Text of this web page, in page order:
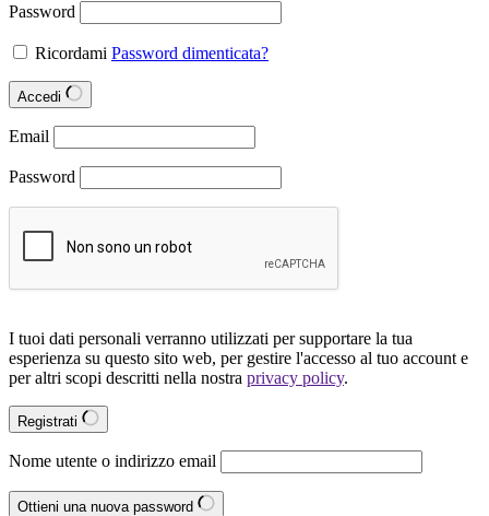
Password
Ricordami Password dimenticata?
Accedi
Email
Password
I tuoi dati personali verranno utilizzati per supportare la tua
esperienza su questo sito web, per gestire l'accesso al tuo account e
per altri scopi descritti nella nostra privacy policy.
Registrati
Nome utente o indirizzo email
Ottieni una nuova password